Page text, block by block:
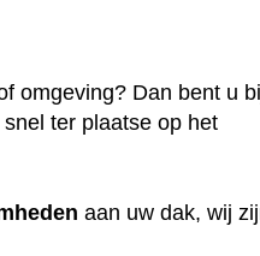
omgeving? Dan bent u
ter plaatse op het
aan uw dak, wij